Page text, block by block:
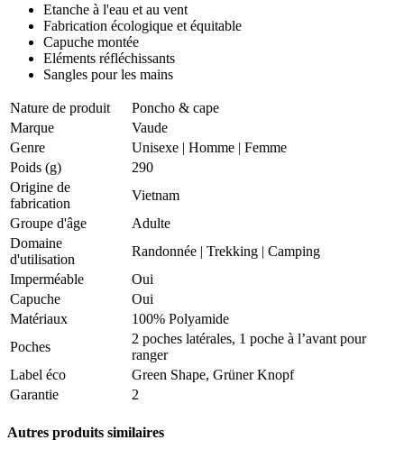
Etanche à l'eau et au vent
Fabrication écologique et équitable
Capuche montée
Eléments réfléchissants
Sangles pour les mains
Nature de produit
Poncho & cape
Marque
Vaude
Genre
Unisexe | Homme | Femme
Poids (g)
290
Origine de
fabrication
Vietnam
Groupe d'âge
Adulte
Domaine
d'utilisation
Randonnée | Trekking | Camping
Imperméable
Oui
Capuche
Oui
Matériaux
100% Polyamide
Poches
2 poches latérales, 1 poche à l’avant pour
ranger
Label éco
Green Shape, Grüner Knopf
Garantie
2
Autres produits similaires